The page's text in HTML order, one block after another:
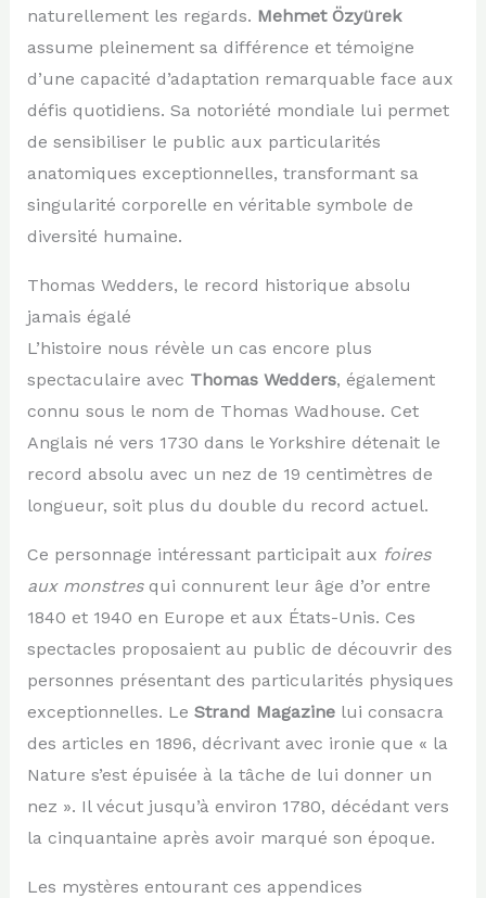
naturellement les regards. Mehmet Özyürek
assume pleinement sa différence et témoigne
d’une capacité d’adaptation remarquable face aux
défis quotidiens. Sa notoriété mondiale lui permet
de sensibiliser le public aux particularités
anatomiques exceptionnelles, transformant sa
singularité corporelle en véritable symbole de
diversité humaine.
Thomas Wedders, le record historique absolu
jamais égalé
L’histoire nous révèle un cas encore plus
spectaculaire avec Thomas Wedders, également
connu sous le nom de Thomas Wadhouse. Cet
Anglais né vers 1730 dans le Yorkshire détenait le
record absolu avec un nez de 19 centimètres de
longueur, soit plus du double du record actuel.
Ce personnage intéressant participait aux foires
aux monstresqui connurent leur âge d’or entre
1840 et 1940 en Europe et aux États-Unis. Ces
spectacles proposaient au public de découvrir des
personnes présentant des particularités physiques
exceptionnelles. Le Strand Magazinelui consacra
des articles en 1896, décrivant avec ironie que « la
Nature s’est épuisée à la tâche de lui donner un
nez ». Il vécut jusqu’à environ 1780, décédant vers
la cinquantaine après avoir marqué son époque.
Les mystères entourant ces appendices